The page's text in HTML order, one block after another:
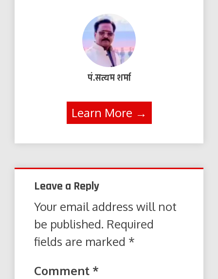
पं.सत्यम शर्मा
Learn More →
Leave a Reply
Your email address will not
be published. Required
fields are marked *
Comment *